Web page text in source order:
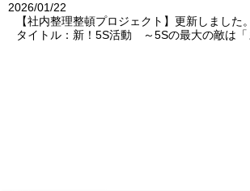
2026/01/22
【社内整理整頓プロジェクト】更新しました。
タイトル：新！5S活動 ～5Sの最大の敵は